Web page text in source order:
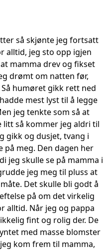
så skjønte jeg fortsatt
alltid, jeg sto opp igjen
mamma drev og fikset
drømt om natten før,
humøret gikk rett ned
mest lyst til å legge
jeg tenkte som så at
litt så kommer jeg aldri til
gikk og dusjet, tvang i
på meg. Den dagen her
jeg skulle se på mamma i
jeg meg til pluss at
Det skulle bli godt å
på om det virkelig
alltid. Når jeg og pappa
fint og rolig der. De
med masse blomster
kom frem til mamma,